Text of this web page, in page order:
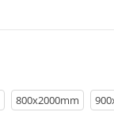
800х2000mm